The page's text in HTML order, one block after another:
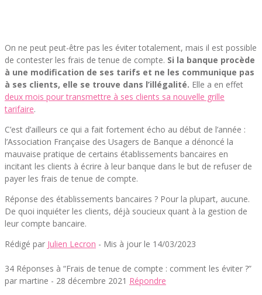
On ne peut peut-être pas les éviter totalement, mais il est possible
de contester les frais de tenue de compte. Si la banque procède
à une modification de ses tarifs et ne les communique pas
à ses clients, elle se trouve dans l’illégalité. Elle a en effet
deux mois pour transmettre à ses clients sa nouvelle grille
tarifaire.
C’est d’ailleurs ce qui a fait fortement écho au début de l’année :
l’Association Française des Usagers de Banque a dénoncé la
mauvaise pratique de certains établissements bancaires en
incitant les clients à écrire à leur banque dans le but de refuser de
payer les frais de tenue de compte.
Réponse des établissements bancaires ? Pour la plupart, aucune.
De quoi inquiéter les clients, déjà soucieux quant à la gestion de
leur compte bancaire.
Rédigé par Julien Lecron - Mis à jour le 14/03/2023
34 Réponses à “Frais de tenue de compte : comment les éviter ?”
par martine - 28 décembre 2021 Répondre